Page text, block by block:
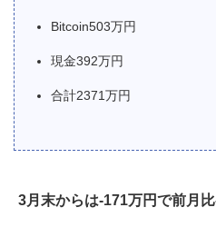
Bitcoin503万円
現金392万円
合計2371万円
3月末からは-171万円で前月比